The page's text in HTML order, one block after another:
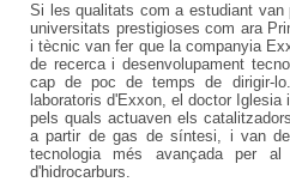
Si les qualitats com a estudiant van
universitats prestigioses com ara
i tècnic van fer que la companyia
de recerca i desenvolupament
cap de poc de temps de dirigir-
laboratoris d'Exxon, el doctor
pels quals actuaven els
a partir de gas de síntesi, i van
tecnologia més avançada per
d'hidrocarburs.